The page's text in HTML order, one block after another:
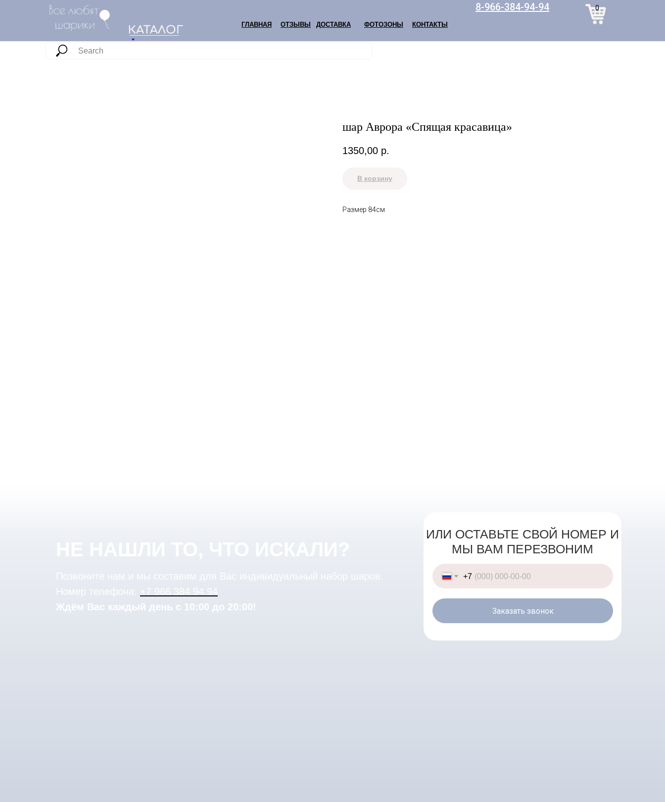
8-966-384-94-94 0
ОТЗЫВЫ
ГЛАВНАЯ ДОСТАВКА КОНТАКТЫ
ФОТОЗОНЫ
шар Аврора «Спящая красавица»
1350,00 р.
В корзину
Размер 84см
Номер телефона: +7 966 384 94 94
Ждём Вас каждый день с 10:00 до 20:00!
ИЛИ ОСТАВЬТЕ СВОЙ НОМЕР И
МЫ ВАМ ПЕРЕЗВОНИМ
+7
Заказать звонок